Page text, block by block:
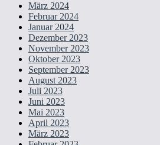
März 2024
Februar 2024
Januar 2024
Dezember 2023
November 2023
Oktober 2023
September 2023
August 2023
Juli 2023
Juni 2023
Mai 2023
April 2023
März 2023